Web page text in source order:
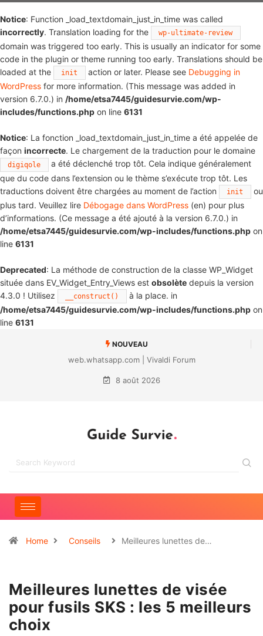
Notice: Function _load_textdomain_just_in_time was called
incorrectly. Translation loading for the wp-ultimate-review
domain was triggered too early. This is usually an indicator for some
code in the plugin or theme running too early. Translations should be
loaded at the
init action or later. Please see Debugging in
WordPress for more information. (This message was added in
version 6.7.0.) in /home/etsa7445/guidesurvie.com/wp-
includes/functions.php on line 6131
Notice: La fonction _load_textdomain_just_in_time a été appelée de
façon incorrecte. Le chargement de la traduction pour le domaine
digiqole
a été déclenché trop tôt. Cela indique généralement
que du code dans l’extension ou le thème s’exécute trop tôt. Les
traductions doivent être chargées au moment de l’action
init
ou
plus tard. Veuillez lire Débogage dans WordPress (en) pour plus
d’informations. (Ce message a été ajouté à la version 6.7.0.) in
/home/etsa7445/guidesurvie.com/wp-includes/functions.php on
line 6131
Deprecated: La méthode de construction de la classe WP_Widget
située dans EV_Widget_Entry_Views est obsolète depuis la version
4.3.0 ! Utilisez
__construct()
à la place. in
/home/etsa7445/guidesurvie.com/wp-includes/functions.php on
line 6131
NOUVEAU
Le « hurdling » : une technique de conservation des aliments qui
prolonge leur durée de conservation de plusieurs années
8 août 2026
Home Conseils Meilleures lunettes de…
Meilleures lunettes de visée
pour fusils SKS : les 5 meilleurs
choix